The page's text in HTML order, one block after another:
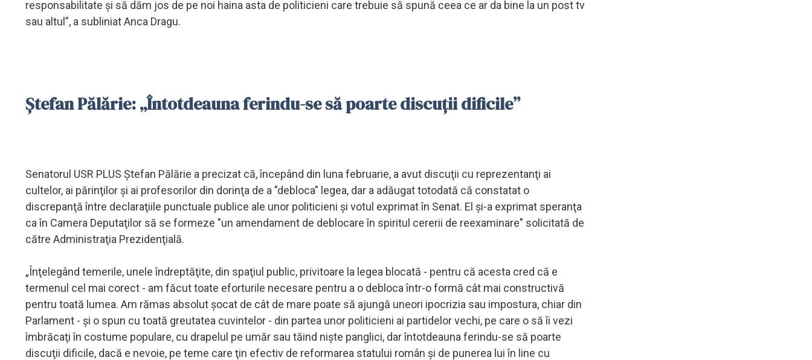
responsabilitate şi să dăm jos de pe noi haina asta de politicieni care trebuie să spună ceea ce ar da bine la un post tv
sau altul”, a subliniat Anca Dragu.
Ştefan Pălărie: „Întotdeauna ferindu-se să poarte discuţii dificile”
Senatorul USR PLUS Ştefan Pălărie a precizat că, începând din luna februarie, a avut discuţii cu reprezentanţi ai
cultelor, ai părinţilor şi ai profesorilor din dorinţa de a "debloca" legea, dar a adăugat totodată că constatat o
discrepanţă între declaraţiile punctuale publice ale unor politicieni şi votul exprimat în Senat. El şi-a exprimat speranţa
ca în Camera Deputaţilor să se formeze "un amendament de deblocare în spiritul cererii de reexaminare" solicitată de
către Administraţia Prezidenţială.
„Înţelegând temerile, unele îndreptăţite, din spaţiul public, privitoare la legea blocată - pentru că acesta cred că e
termenul cel mai corect - am făcut toate eforturile necesare pentru a o debloca într-o formă cât mai constructivă
pentru toată lumea. Am rămas absolut şocat de cât de mare poate să ajungă uneori ipocrizia sau impostura, chiar din
Parlament - şi o spun cu toată greutatea cuvintelor - din partea unor politicieni ai partidelor vechi, pe care o să îi vezi
îmbrăcaţi în costume populare, cu drapelul pe umăr sau tăind nişte panglici, dar întotdeauna ferindu-se să poarte
discuţii dificile, dacă e nevoie, pe teme care ţin efectiv de reformarea statului român şi de punerea lui în line cu